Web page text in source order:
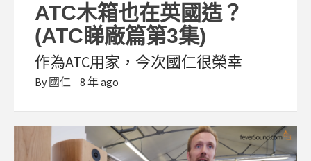
ATC木箱也在英國造？
(ATC睇廠篇第3集)
作為ATC用家，今次國仁很榮幸
By 國仁 8 年 ago